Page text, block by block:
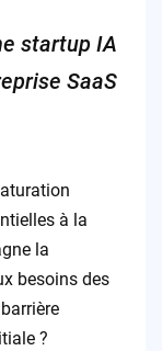
startup IA
SaaS
à la
la
besoins des
?